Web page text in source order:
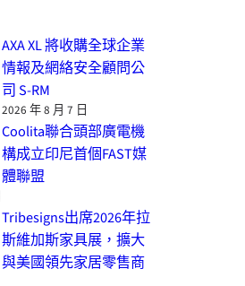
AXA XL 將收購全球企業
情報及網絡安全顧問公
司 S-RM
2026 年 8 月 7 日
Coolita聯合頭部廣電機
構成立印尼首個FAST媒
體聯盟
Tribesigns出席2026年拉
斯維加斯家具展，擴大
與美國領先家居零售商